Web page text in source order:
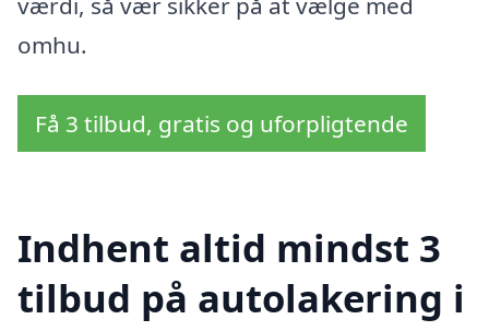
omhu.
Få 3 tilbud, gratis og uforpligtende
Indhent altid mindst 3
tilbud på autolakering i